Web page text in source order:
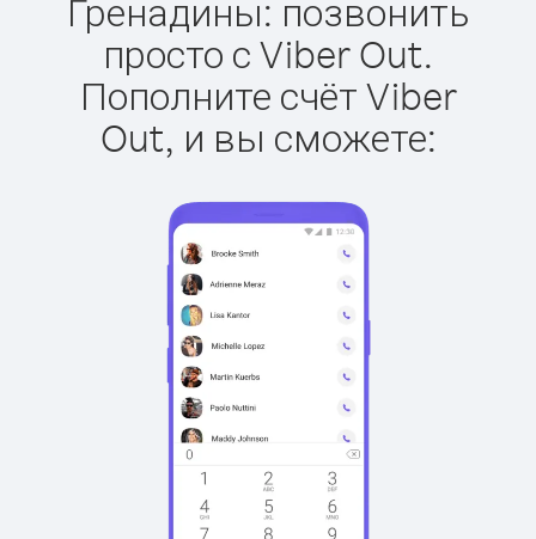
Гренадины: позвонить
просто с Viber Out.
Пополните счёт Viber
Out, и вы сможете: